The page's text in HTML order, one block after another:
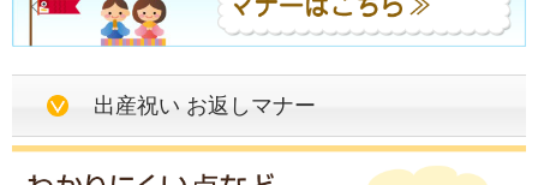
出産祝い お返しマナー